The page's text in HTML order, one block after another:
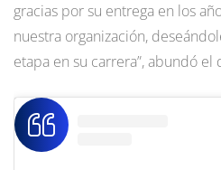
gracias por su entrega en los
nuestra organización,
etapa en su carrera”, abundó el